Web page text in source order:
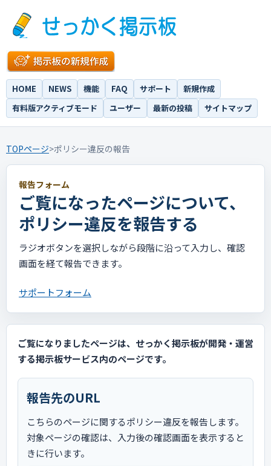
HOME NEWS 機能 FAQ サポート
新規作成
有料版アクティブモード
ユーザー 最新の投稿 サイトマップ
TOPページ>ポリシー違反の報告
報告フォーム
ご覧になったページについて、
ポリシー違反を報告する
ラジオボタンを選択しながら段階に沿って入力し、確認
画面を経て報告できます。
サポートフォーム
ご覧になりましたページは、せっかく掲示板が開発・運営
する掲示板サービス内のページです。
報告先のURL
こちらのページに関するポリシー違反を報告します。
対象ページの確認は、入力後の確認画面を表示すると
きに行います。